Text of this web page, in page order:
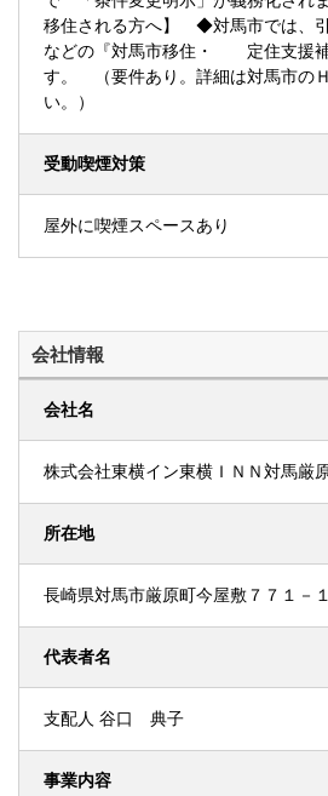
移住される方へ】 ◆対馬市では、
などの『対馬市移住・ 定住支援補
す。 （要件あり。詳細は対馬市の
い。）
受動喫煙対策
屋外に喫煙スペースあり
会社情報
会社名
株式会社東横イン東横ＩＮＮ対馬厳
所在地
長崎県対馬市厳原町今屋敷７７１－１
代表者名
支配人 谷口 典子
事業内容